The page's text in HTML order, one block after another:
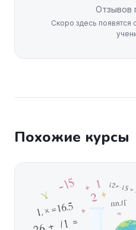
Отзывов
Скоро здесь появятся
Похожие курсы